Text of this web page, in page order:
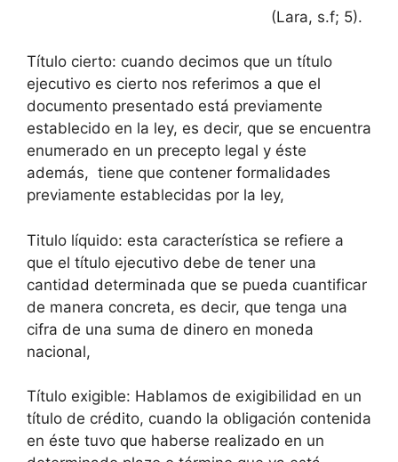
(Lara, s.f; 5).
Título cierto: cuando decimos que un título
ejecutivo es cierto nos referimos a que el
documento presentado está previamente
establecido en la ley, es decir, que se encuentra
enumerado en un precepto legal y éste
además, tiene que contener formalidades
previamente establecidas por la ley,
Titulo líquido: esta característica se refiere a
que el título ejecutivo debe de tener una
cantidad determinada que se pueda cuantificar
de manera concreta, es decir, que tenga una
cifra de una suma de dinero en moneda
nacional,
Título exigible: Hablamos de exigibilidad en un
título de crédito, cuando la obligación contenida
en éste tuvo que haberse realizado en un